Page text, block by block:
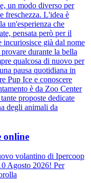
un modo diverso per
freschezza. L'idea è
un'esperienza che
pensata però per il
già dal nome
durante la bella
qualcosa di nuovo per
pausa quotidiana in
Pup Ice e conoscere
è da Zoo Center
proposte dedicate
degli animali da
online
volantino di Ipercoop
Agosto 2026! Per